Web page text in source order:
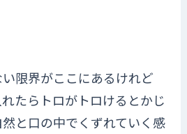
限界がここにあるけれど
たらトロがトロけるとかじ
と口の中でくずれていく感